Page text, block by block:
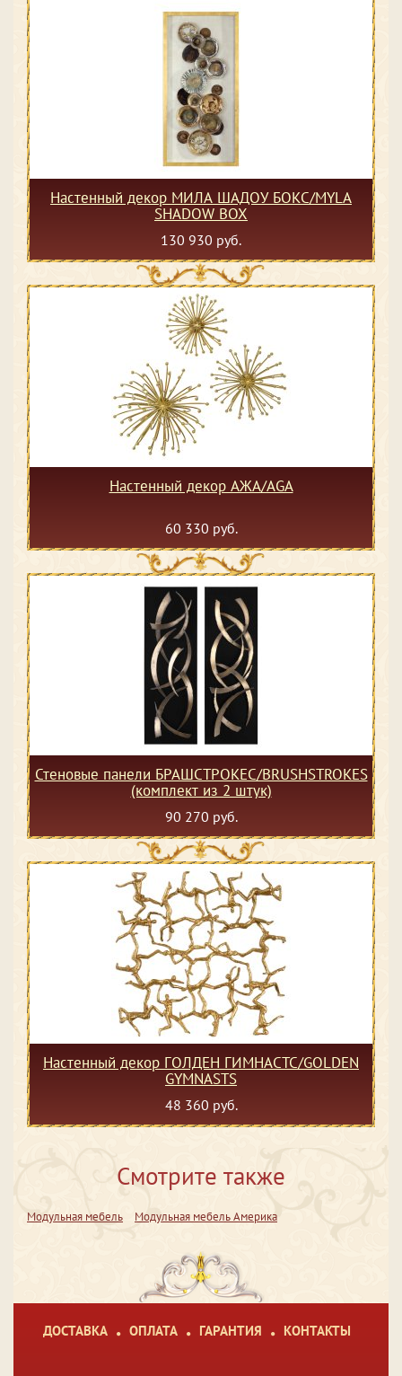
Настенный декор МИЛА ШАДОУ БОКС/MYLA
SHADOW BOX
130 930 руб.
Настенный декор АЖА/AGA
60 330 руб.
Стеновые панели БРАШСТРОКЕС/BRUSHSTROKES
(комплект из 2 штук)
90 270 руб.
Настенный декор ГОЛДЕН ГИМНАСТС/GOLDEN
GYMNASTS
48 360 руб.
Смотрите также
Модульная мебель Модульная мебель Америка
ДОСТАВКА ОПЛАТА ГАРАНТИЯ КОНТАКТЫ